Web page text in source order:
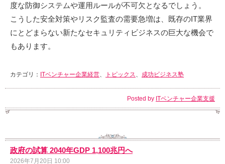
度な防御システムや運用ルールが不可欠となるでしょう。
こうした安全対策やリスク監査の需要急増は、既存のIT業界
にとどまらない新たなセキュリティビジネスの巨大な機会で
もあります。
カテゴリ： ITベンチャー企業経営、 トピックス、 成功ビジネス塾
Posted by ITベンチャー企業支援
政府の試算 2040年GDP 1,100兆円へ
2026年7月20日 10:00